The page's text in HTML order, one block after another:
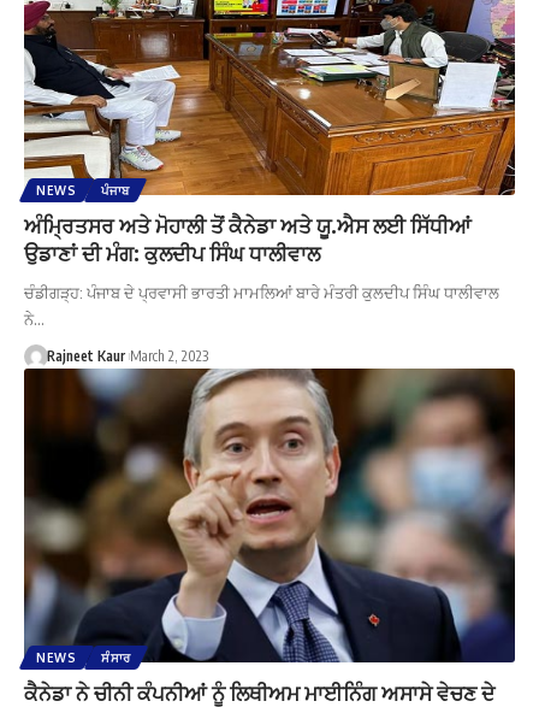
NEWS ਪੰਜਾਬ
ਅੰਮ੍ਰਿਤਸਰ ਅਤੇ ਮੋਹਾਲੀ ਤੋਂ ਕੈਨੇਡਾ ਅਤੇ ਯੂ.ਐਸ ਲਈ ਸਿੱਧੀਆਂ
ਉਡਾਣਾਂ ਦੀ ਮੰਗ: ਕੁਲਦੀਪ ਸਿੰਘ ਧਾਲੀਵਾਲ
ਚੰਡੀਗੜ੍ਹ: ਪੰਜਾਬ ਦੇ ਪ੍ਰਵਾਸੀ ਭਾਰਤੀ ਮਾਮਲਿਆਂ ਬਾਰੇ ਮੰਤਰੀ ਕੁਲਦੀਪ ਸਿੰਘ ਧਾਲੀਵਾਲ
ਨੇ…
Rajneet Kaur March 2, 2023
NEWS ਸੰਸਾਰ
ਕੈਨੇਡਾ ਨੇ ਚੀਨੀ ਕੰਪਨੀਆਂ ਨੂੰ ਲਿਥੀਅਮ ਮਾਈਨਿੰਗ ਅਸਾਸੇ ਵੇਚਣ ਦੇ